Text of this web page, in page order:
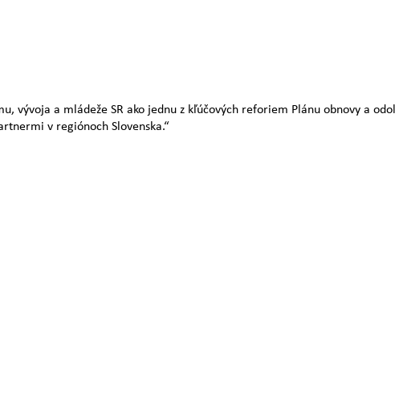
vývoja a mládeže SR ako jednu z kľúčových reforiem Plánu obnovy a
v regiónoch Slovenska.“